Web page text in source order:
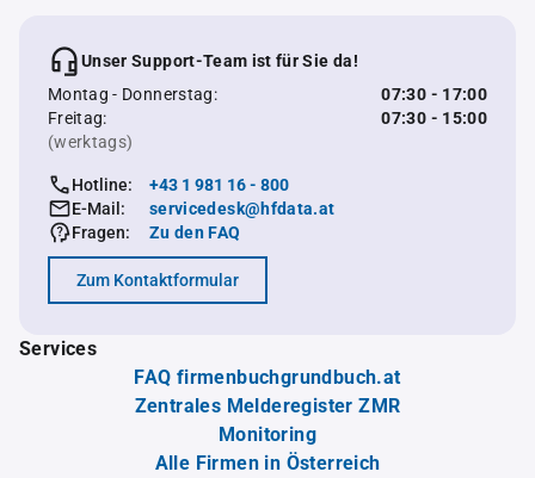
Unser Support-Team ist für Sie da!
Montag - Donnerstag:
07:30 - 17:00
Freitag:
07:30 - 15:00
(werktags)
Hotline:
+43 1 981 16 - 800
E-Mail:
servicedesk@hfdata.at
Fragen:
Zu den FAQ
Zum Kontaktformular
Services
FAQ firmenbuchgrundbuch.at
Zentrales Melderegister ZMR
Monitoring
Alle Firmen in Österreich